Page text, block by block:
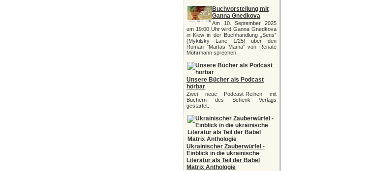
Buchvorstellung mit
Ganna Gnedkova
Am 10. September 2025
um 19:00 Uhr wird Ganna Gnedkova
in Kiew in der Buchhandlung „Sens”
(Mykilsky Lane 1/25) über den
Roman "Martas Mama" von Renate
Möhrmann sprechen.
Unsere Bücher als Podcast
hörbar
Zwei neue Podcast-Reihen mit
Büchern des Schenk Verlags
gestartet.
Ukrainischer Zauberwürfel -
Einblick in die ukrainische
Literatur als Teil der Babel
Matrix Anthologie